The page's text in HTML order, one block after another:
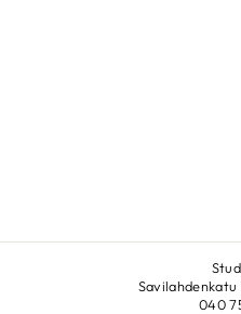
Savilahdenkatu
040